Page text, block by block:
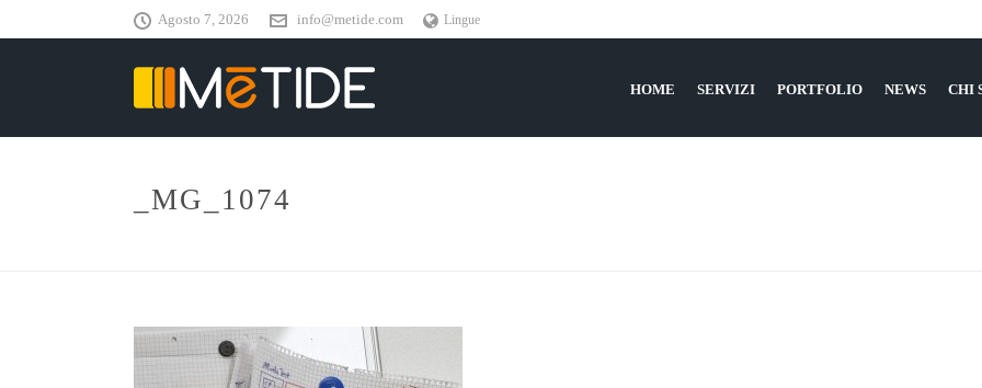
Agosto 7, 2026 info@metide.com Lingue
HOME SERVIZI PORTFOLIO NEWS CHI
_MG_1074